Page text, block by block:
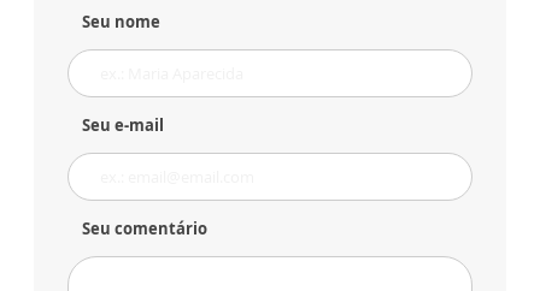
Seu nome
Seu e-mail
Seu comentário